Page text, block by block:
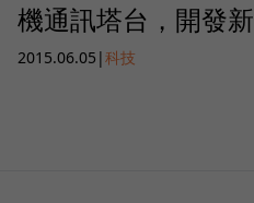
機通訊塔台，開發
2015.06.05 |科技